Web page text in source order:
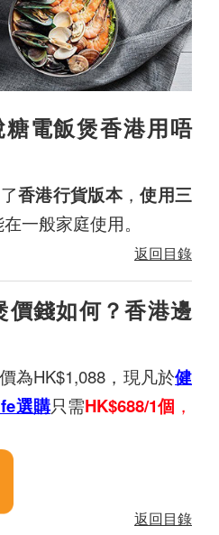
電飯煲香港用唔
香港行貨版本 ，使用三
一般家庭使用。
返回目錄
價錢如何？香港邊
為HK$1,088，現凡於健
選購只需HK$688/1個 ，
返回目錄